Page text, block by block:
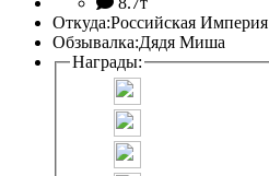
Откуда:Российская Империя
Обзывалка:Дядя Миша
Награды: